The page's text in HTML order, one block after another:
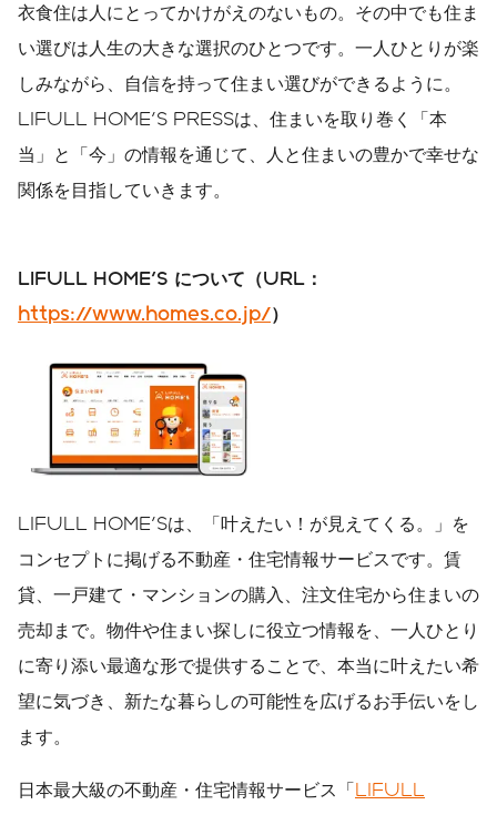
衣食住は人にとってかけがえのないもの。その中でも住ま
い選びは人生の大きな選択のひとつです。一人ひとりが楽
しみながら、自信を持って住まい選びができるように。
LIFULL HOME'S PRESSは、住まいを取り巻く「本
当」と「今」の情報を通じて、人と住まいの豊かで幸せな
関係を目指していきます。
LIFULL HOME'S について（URL ：
https://www.homes.co.jp/）
LIFULL HOME'Sは、「叶えたい！が見えてくる。」を
コンセプトに掲げる不動産・住宅情報サービスです。賃
貸、一戸建て・マンションの購入、注文住宅から住まいの
売却まで。物件や住まい探しに役立つ情報を、一人ひとり
に寄り添い最適な形で提供することで、本当に叶えたい希
望に気づき、新たな暮らしの可能性を広げるお手伝いをし
ます。
日本最大級の不動産・住宅情報サービス「LIFULL